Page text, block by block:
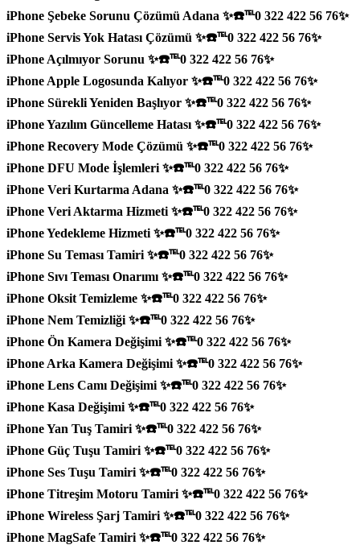
iPhone Şebeke Sorunu Çözümü Adana ✨☎️℡0 322 422 56 76✨
iPhone Servis Yok Hatası Çözümü ✨☎️℡0 322 422 56 76✨
iPhone Açılmıyor Sorunu ✨☎️℡0 322 422 56 76✨
iPhone Apple Logosunda Kalıyor ✨☎️℡0 322 422 56 76✨
iPhone Sürekli Yeniden Başlıyor ✨☎️℡0 322 422 56 76✨
iPhone Yazılım Güncelleme Hatası ✨☎️℡0 322 422 56 76✨
iPhone Recovery Mode Çözümü ✨☎️℡0 322 422 56 76✨
iPhone DFU Mode İşlemleri ✨☎️℡0 322 422 56 76✨
iPhone Veri Kurtarma Adana ✨☎️℡0 322 422 56 76✨
iPhone Veri Aktarma Hizmeti ✨☎️℡0 322 422 56 76✨
iPhone Yedekleme Hizmeti ✨☎️℡0 322 422 56 76✨
iPhone Su Teması Tamiri ✨☎️℡0 322 422 56 76✨
iPhone Sıvı Teması Onarımı ✨☎️℡0 322 422 56 76✨
iPhone Oksit Temizleme ✨☎️℡0 322 422 56 76✨
iPhone Nem Temizliği ✨☎️℡0 322 422 56 76✨
iPhone Ön Kamera Değişimi ✨☎️℡0 322 422 56 76✨
iPhone Arka Kamera Değişimi ✨☎️℡0 322 422 56 76✨
iPhone Lens Camı Değişimi ✨☎️℡0 322 422 56 76✨
iPhone Kasa Değişimi ✨☎️℡0 322 422 56 76✨
iPhone Yan Tuş Tamiri ✨☎️℡0 322 422 56 76✨
iPhone Güç Tuşu Tamiri ✨☎️℡0 322 422 56 76✨
iPhone Ses Tuşu Tamiri ✨☎️℡0 322 422 56 76✨
iPhone Titreşim Motoru Tamiri ✨☎️℡0 322 422 56 76✨
iPhone Wireless Şarj Tamiri ✨☎️℡0 322 422 56 76✨
iPhone MagSafe Tamiri ✨☎️℡0 322 422 56 76✨